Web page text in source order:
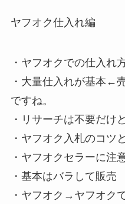
ヤフオク仕入れ編
・ヤフオクでの仕入れ
・大量仕入れが基本 ←
ですね。
・リサーチは不要だけ
・ヤフオク入札のコツ
・ヤフオクセラーに注
・基本はバラして販売
・ヤフオク→ヤフオク